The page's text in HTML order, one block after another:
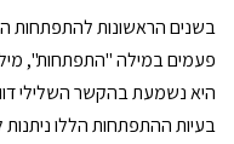
בשנים הראשונות להתפתחות
פעמים במילה "התפתחות",
היא נשמעת בהקשר השלילי
בעיות ההתפתחות הללו